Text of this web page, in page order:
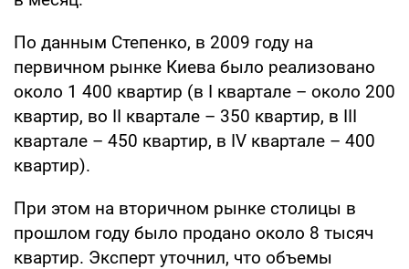
По данным Степенко, в 2009 году на
первичном рынке Киева было реализовано
около 1 400 квартир (в I квартале – около 200
квартир, во II квартале – 350 квартир, в III
квартале – 450 квартир, в IV квартале – 400
квартир).
При этом на вторичном рынке столицы в
прошлом году было продано около 8 тысяч
квартир. Эксперт уточнил, что объемы